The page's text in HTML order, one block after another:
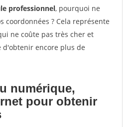
professionnel, pourquoi ne
coordonnées ? Cela représente
ne coûte pas très cher et
encore plus de
numérique,
pour obtenir